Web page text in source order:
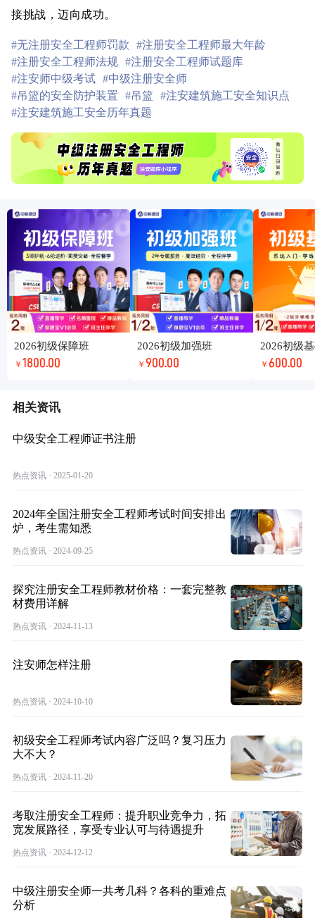
接挑战，迈向成功。
#无注册安全工程师罚款
#注册安全工程师最大年龄
#注册安全工程师法规 #注册安全工程师试题库
#注安师中级考试 #中级注册安全师
#吊篮的安全防护装置
#吊篮
#注安建筑施工安全知识点
#注安建筑施工安全历年真题
2026初级保障班
￥ 1800.00
2026初级加强班
￥ 900.00
2026初级
￥ 600.00
相关资讯
中级安全工程师证书注册
热点资讯 · 2025-01-20
2024年全国注册安全工程师考试时间安排出
炉，考生需知悉
热点资讯 · 2024-09-25
探究注册安全工程师教材价格：一套完整教
材费用详解
热点资讯 · 2024-11-13
注安师怎样注册
热点资讯 · 2024-10-10
初级安全工程师考试内容广泛吗？复习压力
大不大？
热点资讯 · 2024-11-20
考取注册安全工程师：提升职业竞争力，拓
宽发展路径，享受专业认可与待遇提升
热点资讯 · 2024-12-12
中级注册安全师一共考几科？各科的重难点
分析